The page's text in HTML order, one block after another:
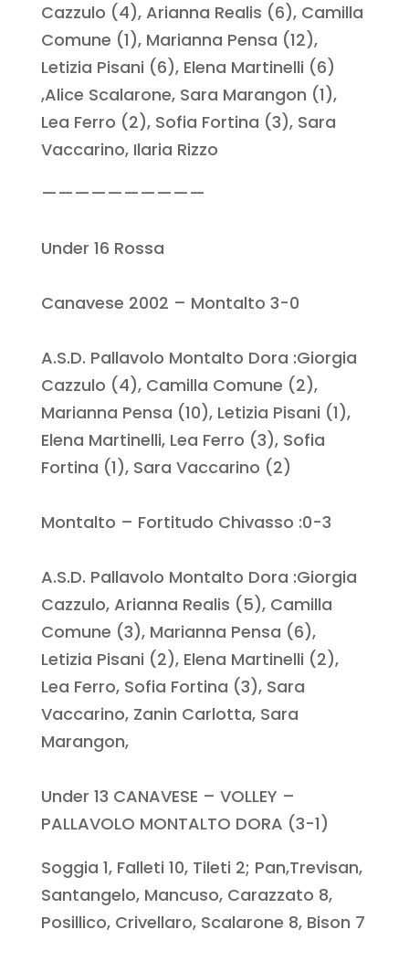
Cazzulo (4), Arianna Realis (6), Camilla
Comune (1), Marianna Pensa (12),
Letizia Pisani (6), Elena Martinelli (6)
,Alice Scalarone, Sara Marangon (1),
Lea Ferro (2), Sofia Fortina (3), Sara
Vaccarino, Ilaria Rizzo
——————————
Under 16 Rossa
Canavese 2002 – Montalto 3-0
A.S.D. Pallavolo Montalto Dora :Giorgia
Cazzulo (4), Camilla Comune (2),
Marianna Pensa (10), Letizia Pisani (1),
Elena Martinelli, Lea Ferro (3), Sofia
Fortina (1), Sara Vaccarino (2)
Montalto – Fortitudo Chivasso :0-3
A.S.D. Pallavolo Montalto Dora :Giorgia
Cazzulo, Arianna Realis (5), Camilla
Comune (3), Marianna Pensa (6),
Letizia Pisani (2), Elena Martinelli (2),
Lea Ferro, Sofia Fortina (3), Sara
Vaccarino, Zanin Carlotta, Sara
Marangon,
Under 13 CANAVESE – VOLLEY –
PALLAVOLO MONTALTO DORA (3-1)
Soggia 1, Falleti 10, Tileti 2; Pan,Trevisan,
Santangelo, Mancuso, Carazzato 8,
Posillico, Crivellaro, Scalarone 8, Bison 7